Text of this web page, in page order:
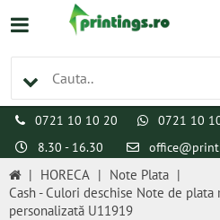
0721 10 10 20 0721 10
8.30 - 16.30
| HORECA | Note Plata |
Cash - Culori deschise Note de
personalizată U11919